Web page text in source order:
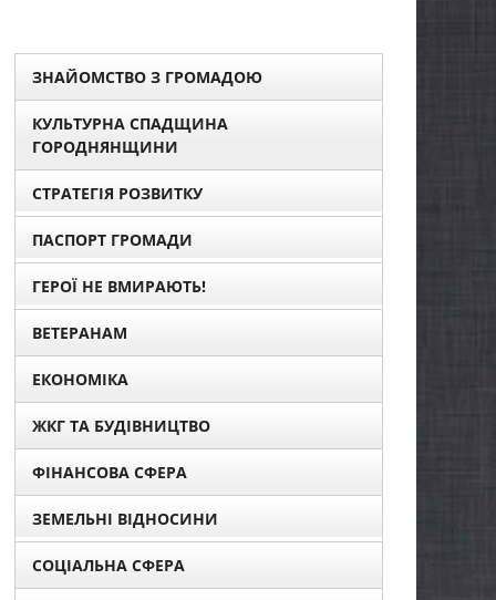
ЗНАЙОМСТВО З ГРОМАДОЮ
КУЛЬТУРНА СПАДЩИНА
ГОРОДНЯНЩИНИ
СТРАТЕГІЯ РОЗВИТКУ
ПАСПОРТ ГРОМАДИ
ГЕРОЇ НЕ ВМИРАЮТЬ!
ВЕТЕРАНАМ
ЕКОНОМІКА
ЖКГ ТА БУДІВНИЦТВО
ФІНАНСОВА СФЕРА
ЗЕМЕЛЬНІ ВІДНОСИНИ
СОЦІАЛЬНА СФЕРА